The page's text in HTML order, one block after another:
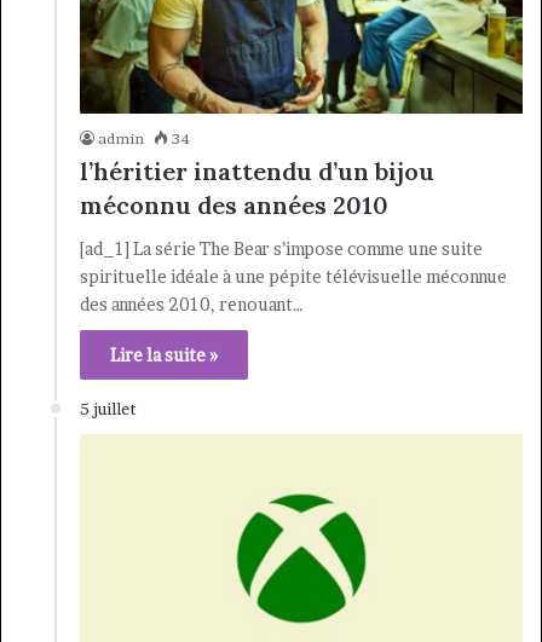
admin 34
l’héritier inattendu d’un bijou
méconnu des années 2010
[ad_1] La série The Bear s’impose comme une suite
spirituelle idéale à une pépite télévisuelle méconnue
des années 2010, renouant…
Lire la suite »
5 juillet